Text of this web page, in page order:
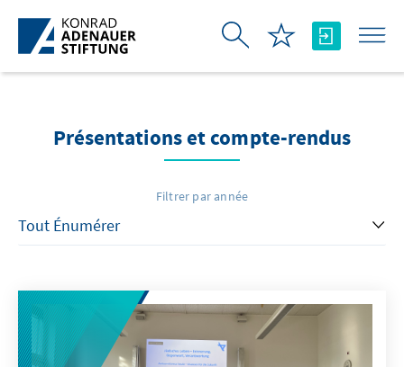
Saut au contenu principal
Présentations et compte-rendus
Filtrer par année